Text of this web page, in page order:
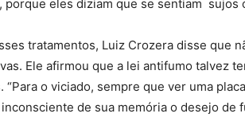
porque eles diziam que se sentiam sujos
tratamentos, Luiz Crozera disse que
Ele afirmou que a lei antifumo talvez
“Para o viciado, sempre que ver uma
de sua memória o desejo de